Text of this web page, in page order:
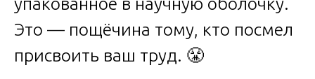
Это — пощёчина тому, кто посмел
присвоить ваш труд. 😤